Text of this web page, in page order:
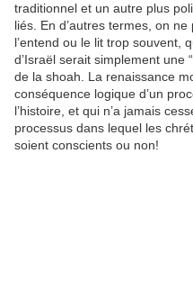
traditionnel et un autre plus
liés. En d’autres termes, on
l’entend ou le lit trop souvent,
d’Israël serait simplement une
de la shoah. La renaissance
conséquence logique d’un
l’histoire, et qui n’a jamais
processus dans lequel les
soient conscients ou non!